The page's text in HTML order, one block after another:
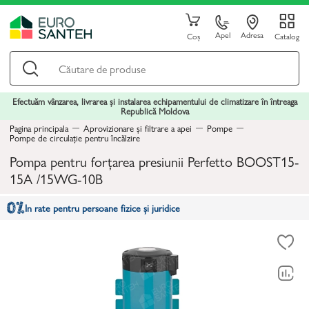
Coș Apel Adresa Catalog
Efectuăm vânzarea, livrarea și instalarea echipamentului de climatizare în întreaga
Republică Moldova
Pagina principala
Aprovizionare și filtrare a apei Pompe
Pompe de circulație pentru încălzire
Pompa pentru forțarea presiunii Perfetto BOOST15-
15A /15WG-10B
In rate pentru persoane fizice și juridice